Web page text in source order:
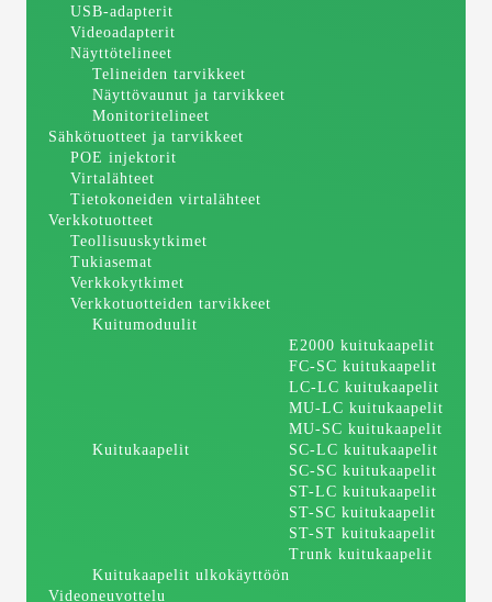
USB-adapterit
Videoadapterit
Näyttötelineet
Telineiden tarvikkeet
Näyttövaunut ja tarvikkeet
Monitoritelineet
Sähkötuotteet ja tarvikkeet
POE injektorit
Virtalähteet
Tietokoneiden virtalähteet
Verkkotuotteet
Teollisuuskytkimet
Tukiasemat
Verkkokytkimet
Verkkotuotteiden tarvikkeet
Kuitumoduulit
Kuitukaapelit
E2000 kuitukaapelit
FC-SC kuitukaapelit
LC-LC kuitukaapelit
MU-LC kuitukaapelit
MU-SC kuitukaapelit
SC-LC kuitukaapelit
SC-SC kuitukaapelit
ST-LC kuitukaapelit
ST-SC kuitukaapelit
ST-ST kuitukaapelit
Trunk kuitukaapelit
Kuitukaapelit ulkokäyttöön
Videoneuvottelu